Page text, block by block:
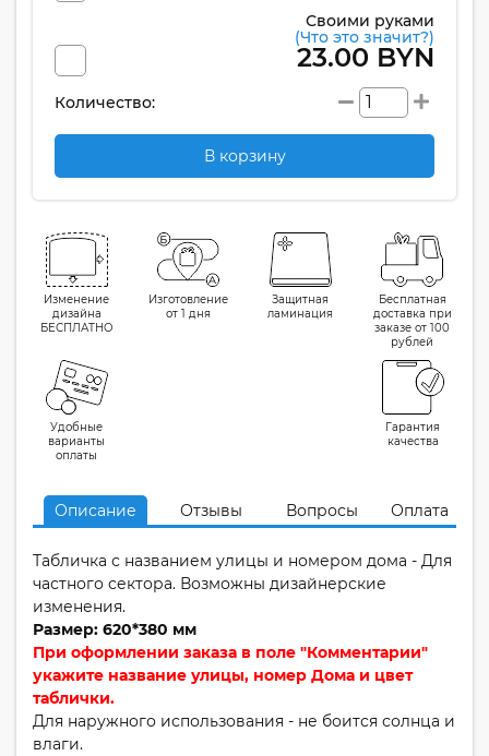
Своими руками
(Что это значит?)
23.00 BYN
Количество:
В корзину
Изменение
дизайна
БЕСПЛАТНО
Изготовление
от 1 дня
Защитная
ламинация
Бесплатная
доставка при
заказе от 100
рублей
Удобные
варианты
оплаты
Гарантия
качества
Описание Отзывы Вопросы Оплата
Табличка с названием улицы и номером дома - Для
частного сектора. Возможны дизайнерские
изменения.
Размер: 620*380 мм
При оформлении заказа в поле "Комментарии"
укажите название улицы, номер Дома и цвет
таблички.
Для наружного использования - не боится солнца и
влаги.